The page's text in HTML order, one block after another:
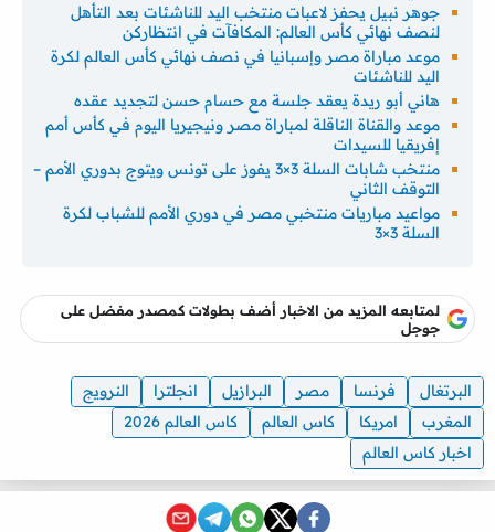
جوهر نبيل يحفز لاعبات منتخب اليد للناشئات بعد التأهل
لنصف نهائي كأس العالم: المكافآت في انتظاركن
موعد مباراة مصر وإسبانيا في نصف نهائي كأس العالم لكرة
اليد للناشئات
هاني أبو ريدة يعقد جلسة مع حسام حسن لتجديد عقده
موعد والقناة الناقلة لمباراة مصر ونيجيريا اليوم في كأس أمم
إفريقيا للسيدات
منتخب شابات السلة 3×3 يفوز على تونس ويتوج بدوري الأمم –
التوقف الثاني
مواعيد مباريات منتخبي مصر في دوري الأمم للشباب لكرة
السلة 3×3
لمتابعه المزيد من الاخبار أضف بطولات كمصدر مفضل على
جوجل
البرتغال فرنسا مصر البرازيل انجلترا
النرويج
المغرب
امريكا كاس العالم
كاس العالم 2026
اخبار كاس العالم